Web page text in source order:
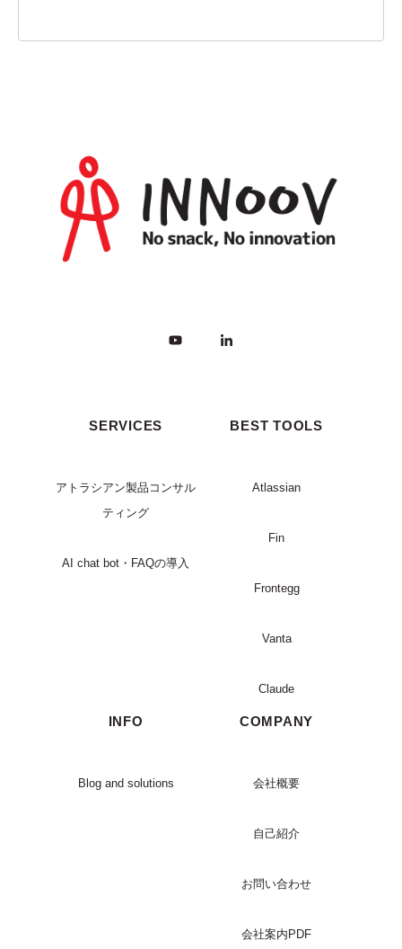
SERVICES
アトラシアン製品コンサル
ティング
AI chat bot・FAQの導入
BEST TOOLS
Atlassian
Fin
Frontegg
Vanta
Claude
INFO
Blog and solutions
COMPANY
会社概要
自己紹介
お問い合わせ
会社案内PDF